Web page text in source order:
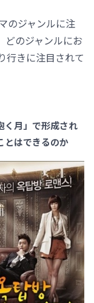
のジャンルに注
どのジャンルにお
行きに注目されて
月」で形成され
とはできるのか